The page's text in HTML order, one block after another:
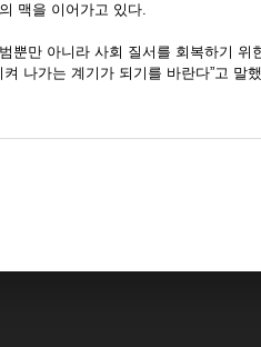
맥을 이어가고 있다.
뿐만 아니라 사회 질서를 회복하기 위
나가는 계기가 되기를 바란다”고 말